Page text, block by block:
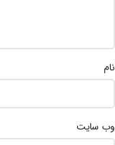
نام
وب‌ سایت